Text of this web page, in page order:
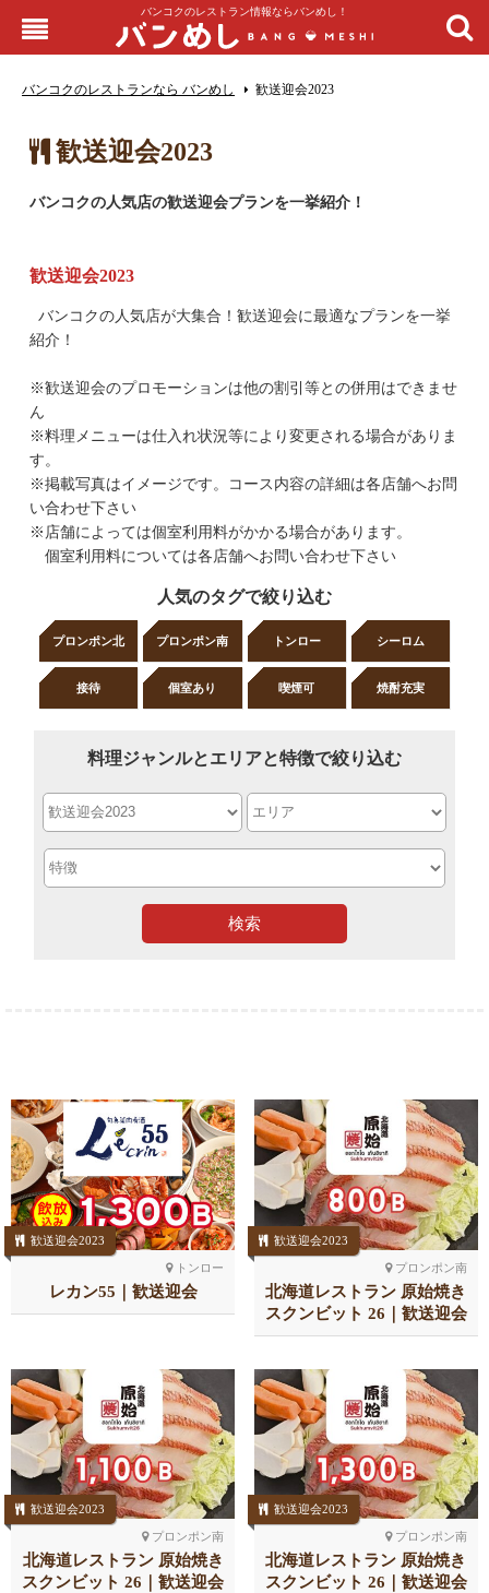
バンコクのレストラン情報ならバンめし！
バンコクのレストランなら バンめし 歓送迎会2023
歓送迎会2023
バンコクの人気店の歓送迎会プランを一挙紹介！
歓送迎会2023
バンコクの人気店が大集合！歓送迎会に最適なプランを一挙
紹介！
※歓送迎会のプロモーションは他の割引等との併用はできませ
ん
※料理メニューは仕入れ状況等により変更される場合がありま
す。
※掲載写真はイメージです。コース内容の詳細は各店舗へお問
い合わせ下さい
※店舗によっては個室利用料がかかる場合があります。
個室利用料については各店舗へお問い合わせ下さい
人気のタグで絞り込む
プロンポン北 プロンポン南 トンロー シーロム
接待 個室あり 喫煙可 焼酎充実
料理ジャンルとエリアと特徴で絞り込む
検索
トンロー
歓送迎会2023
レカン55｜歓送迎会
プロンポン南
歓送迎会2023
北海道レストラン 原始焼き
スクンビット 26｜歓送迎会
プロンポン南
歓送迎会2023
北海道レストラン 原始焼き
スクンビット 26｜歓送迎会
プロンポン南
歓送迎会2023
北海道レストラン 原始焼き
スクンビット 26｜歓送迎会